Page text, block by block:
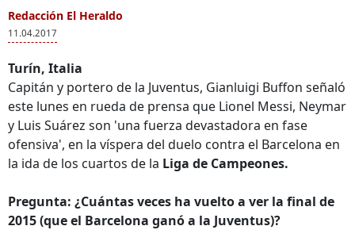
Redacción El Heraldo
11.04.2017
Turín, Italia
Capitán y portero de la Juventus, Gianluigi Buffon señaló
este lunes en rueda de prensa que Lionel Messi, Neymar
y Luis Suárez son 'una fuerza devastadora en fase
ofensiva', en la víspera del duelo contra el Barcelona en
la ida de los cuartos de la Liga de Campeones.
Pregunta: ¿Cuántas veces ha vuelto a ver la final de
2015 (que el Barcelona ganó a la Juventus)?